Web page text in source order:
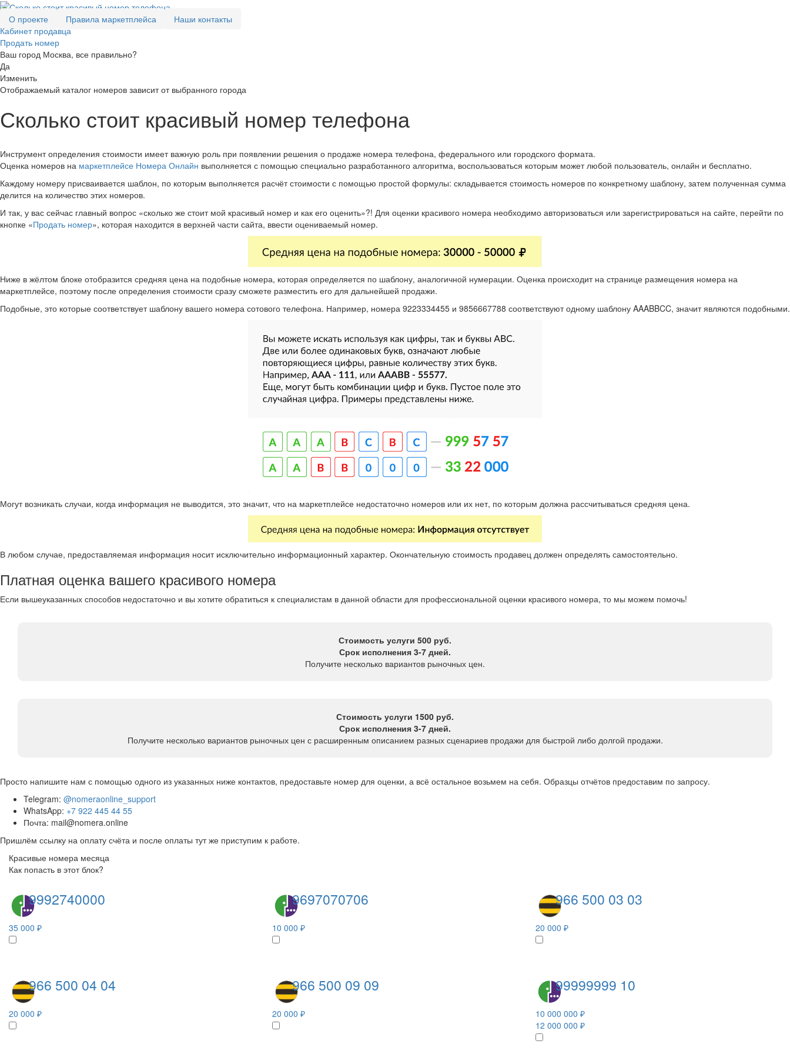
О проекте Правила маркетплейса
Наши контакты
Кабинет продавца
Продать номер
Ваш город Москва, все правильно?
Да
Изменить
Отображаемый каталог номеров зависит от выбранного города
Сколько стоит красивый номер телефона
Инструмент определения стоимости имеет важную роль при появлении решения о продаже номера телефона, федерального или городского формата.
Оценка номеров на маркетплейсе Номера Онлайн выполняется с помощью специально разработанного алгоритма, воспользоваться которым может любой пользователь, онлайн и бесплатно.
Каждому номеру присваивается шаблон, по которым выполняется расчёт стоимости с помощью простой формулы: складывается стоимость номеров по конкретному шаблону, затем полученная сумма
делится на количество этих номеров.
И так, у вас сейчас главный вопрос «сколько же стоит мой красивый номер и как его оценить»?! Для оценки красивого номера необходимо авторизоваться или зарегистрироваться на сайте, перейти по
кнопке «Продать номер», которая находится в верхней части сайта, ввести оцениваемый номер.
Ниже в жёлтом блоке отобразится средняя цена на подобные номера, которая определяется по шаблону, аналогичной нумерации. Оценка происходит на странице размещения номера на
маркетплейсе, поэтому после определения стоимости сразу сможете разместить его для дальнейшей продажи.
Подобные, это которые соответствует шаблону вашего номера сотового телефона. Например, номера 9223334455 и 9856667788 соответствуют одному шаблону AAABBCC, значит являются подобными.
Могут возникать случаи, когда информация не выводится, это значит, что на маркетплейсе недостаточно номеров или их нет, по которым должна рассчитываться средняя цена.
В любом случае, предоставляемая информация носит исключительно информационный характер. Окончательную стоимость продавец должен определять самостоятельно.
Платная оценка вашего красивого номера
Если вышеуказанных способов недостаточно и вы хотите обратиться к специалистам в данной области для профессиональной оценки красивого номера, то мы можем помочь!
Стоимость услуги 500 руб.
Срок исполнения 3-7 дней.
Получите несколько вариантов рыночных цен.
Стоимость услуги 1500 руб.
Срок исполнения 3-7 дней.
Получите несколько вариантов рыночных цен с расширенным описанием разных сценариев продажи для быстрой либо долгой продажи.
Просто напишите нам с помощью одного из указанных ниже контактов, предоставьте номер для оценки, а всё остальное возьмем на себя. Образцы отчётов предоставим по запросу.
Telegram: @nomeraonline_support
WhatsApp: +7 922 445 44 55
Почта: mail@nomera.online
Пришлём ссылку на оплату счёта и после оплаты тут же приступим к работе.
Красивые номера месяца
Как попасть в этот блок?
9992740000
35 000 ₽
9697070706
10 000 ₽
966 500 03 03
20 000 ₽
966 500 04 04
20 000 ₽
966 500 09 09
20 000 ₽
99999999 10
10 000 000 ₽
12 000 000 ₽